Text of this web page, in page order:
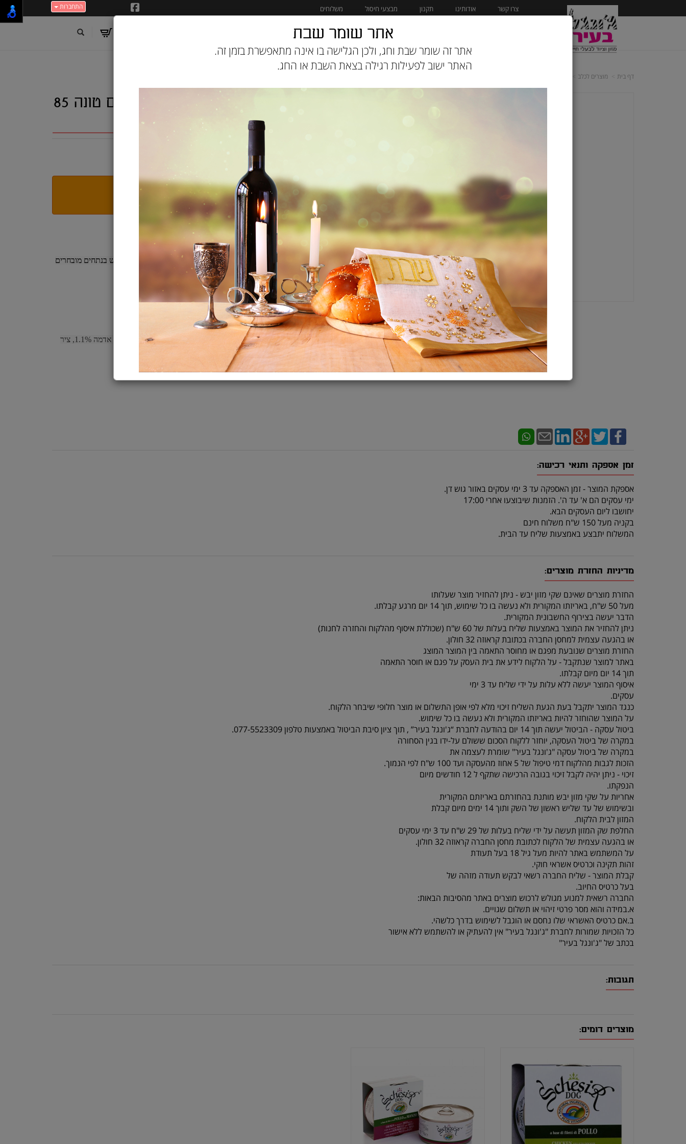
התחברות צרו קשר אודותינו תקנון מבצעי חיסול משלוחים
מוצרים לחתול מבצעי חיסול
דף בית מוצרים לכלב
שזיר מעדן לכלב דגי אוקיינוס עם טונה 85
XHAZF8P6YM
אזל המלאי
הודיעו לי כשחוזר למלאי
תיאור:
מעדן גורמה העשוי מחומרים טבעיים ואיכותיים בלבד, תוך שימוש בנתחים מובחרים
המתאים לכלבים קטנים ובררניים במיוחד.
* המוצר הינו מזון משלים, אין להאכיל כמזון בלעדי.
דגים 0.3%.
זמן אספקה ותנאי רכישה:
אספקת המוצר - זמן האספקה עד 3 ימי עסקים באזור גוש דן.
ימי עסקים הם א' עד ה'. הזמנות שיבוצעו אחרי 17:00
יחושבו ליום העסקים הבא.
בקניה מעל 150 ש"ח משלוח חינם
המשלוח יתבצע באמצעות שליח עד הבית.
מדיניות החזרת מוצרים:
החזרת מוצרים שאינם שקי מזון יבש - ניתן להחזיר מוצר שעלותו
מעל 50 ש"ח, באריזתו המקורית ולא נעשה בו כל שימוש, תוך 14 יום מרגע קבלתו.
הדבר יעשה בצירוף החשבונית המקורית.
ניתן להחזיר את המוצר באמצעות שליח בעלות של 60 ש"ח (שכוללת איסוף מהלקוח והחזרה לחנות)
או בהגעה עצמית למחסן החברה בכתובת קראוזה 32 חולון.
החזרת מוצרים שנובעת מפגם או מחוסר התאמה בין המוצר המוצג
באתר למוצר שנתקבל - על הלקוח לידע את בית העסק על פגם או חוסר התאמה
תוך 14 יום מיום קבלתו.
איסוף המוצר יעשה ללא עלות על ידי שליח עד 3 ימי
עסקים.
כנגד המוצר יתקבל בעת הגעת השליח זיכוי מלא לפי אופן התשלום או מוצר חלופי שיבחר הלקוח.
על המוצר שהוחזר להיות באריזתו המקורית ולא נעשה בו כל שימוש.
ביטול עסקה - הביטול יעשה תוך 14 יום בהודעה לחברת “ג'ונגל בעיר” , תוך ציון סיבת הביטול באמצעות טלפון 077-5523309.
במקרה של ביטול העסקה, יוחזר ללקוח הסכום ששולם על-ידו בגין הסחורה
במקרה של ביטול עסקה "ג'ונגל בעיר" שומרת לעצמה את
הזכות לגבות מהלקוח דמי טיפול של 5 אחוז מהעסקה ועד 100 ש"ח לפי הנמוך.
זיכוי - ניתן יהיה לקבל זיכוי בגובה הרכישה שתקף ל 12 חודשים מיום
הנפקתו.
אחריות על שקי מזון יבש מותנת בהחזרתם באריזתם המקורית
ובשימוש של עד שליש ראשון של השק ותוך 14 ימים מיום קבלת
המזון לבית הלקוח.
החלפת שק המזון תעשה על ידי שליח בעלות של 29 ש"ח עד 3 ימי עסקים
או בהגעה עצמית של הלקוח לכתובת מחסן החברה קראוזה 32 חולון.
על המשתמש באתר להיות מעל גיל 18 בעל תעודת
זהות תקינה וכרטיס אשראי חוקי.
קבלת המוצר - שליח החברה רשאי לבקש תעודה מזהה של
בעל כרטיס החיוב.
החברה רשאית למנוע מגולש לרכוש מוצרים באתר מהסיבות הבאות:
א.במידה והוא מסר פרטי זיהוי או תשלום שגויים.
ב.אם כרטיס האשראי שלו נחסם או הוגבל לשימוש בדרך כלשהי.
כל הזכויות שמורות לחברת "ג'ונגל בעיר" אין להעתיק או להשתמש ללא אישור
בכתב של "ג'ונגל בעיר"
תגובות:
מוצרים דומים:
אתר שומר שבת
אתר זה שומר שבת וחג, ולכן הגלישה בו אינה מתאפשרת בזמן זה.
האתר ישוב לפעילות רגילה בצאת השבת או החג.